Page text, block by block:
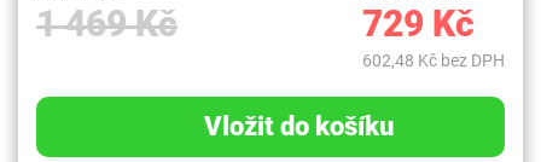
1 469 Kč 729 Kč
602,48 Kč bez DPH
Vložit do košíku